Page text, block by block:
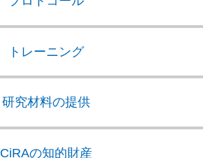
トレーニング
研究材料の提供
CiRAの知的財産